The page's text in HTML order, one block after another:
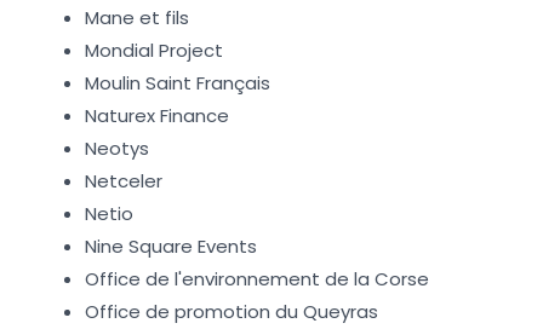
Mane et fils
Mondial Project
Moulin Saint Français
Naturex Finance
Neotys
Netceler
Netio
Nine Square Events
Office de l'environnement de la Corse
Office de promotion du Queyras